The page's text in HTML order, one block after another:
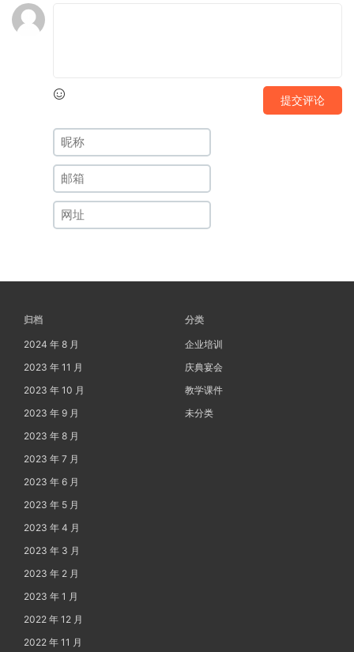
提交评论
归档
2024 年 8 月
2023 年 11 月
2023 年 10 月
2023 年 9 月
2023 年 8 月
2023 年 7 月
2023 年 6 月
2023 年 5 月
2023 年 4 月
2023 年 3 月
2023 年 2 月
2023 年 1 月
2022 年 12 月
2022 年 11 月
分类
企业培训
庆典宴会
教学课件
未分类